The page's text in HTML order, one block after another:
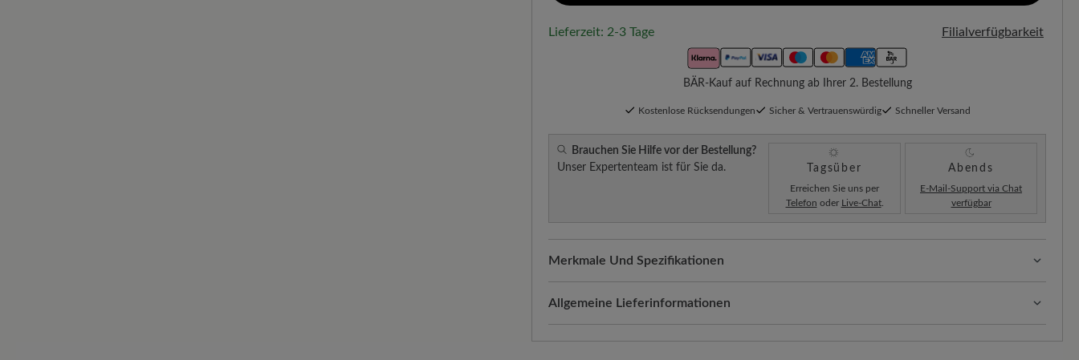
Lieferzeit: 2-3 Tage Filialverfügbarkeit
BÄR-Kauf auf Rechnung ab Ihrer 2. Bestellung
Kostenlose Rücksendungen Sicher & Vertrauenswürdig Schneller Versand
Brauchen Sie Hilfe vor der Bestellung?
Unser Expertenteam ist für Sie da.
Tagsüber
Erreichen Sie uns per
Telefon oder Live-Chat.
Abends
E-Mail-Support via Chat
verfügbar
Merkmale Und Spezifikationen
Passform:Comfort - Weite Passform (H) - Für normale bis kräftige Füße
Allgemeine Lieferinformationen